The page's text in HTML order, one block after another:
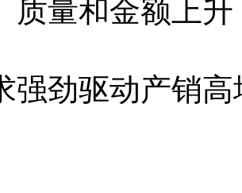
质量和金额上
劲驱动产销高